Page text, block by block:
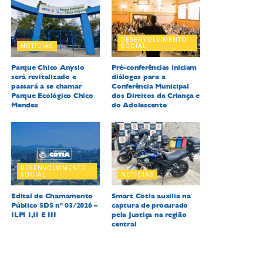
NOTÍCIAS
Parque Chico Anysio
será revitalizado e
passará a se chamar
Parque Ecológico Chico
Mendes
DESENVOLVIMENTO
SOCIAL
Pré-conferências iniciam
diálogos para a
Conferência Municipal
dos Direitos da Criança e
do Adolescente
DESENVOLVIMENTO
SOCIAL
Edital de Chamamento
Público SDS nº 03/2026 –
ILPI I,II E III
NOTÍCIAS
Smart Cotia auxilia na
captura de procurado
pela Justiça na região
central